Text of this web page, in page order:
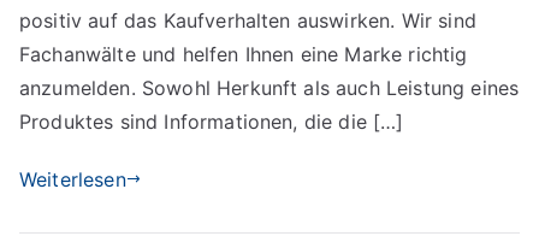
positiv auf das Kaufverhalten auswirken. Wir sind
Fachanwälte und helfen Ihnen eine Marke richtig
anzumelden. Sowohl Herkunft als auch Leistung eines
Produktes sind Informationen, die die […]
Weiterlesen